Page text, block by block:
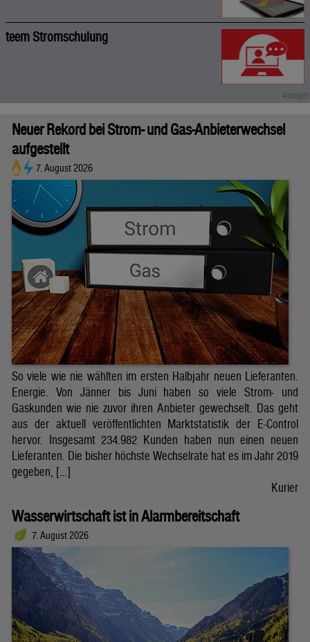
teem Stromschulung
Neuer Rekord bei Strom- und Gas-Anbieterwechsel
aufgestellt
7. August 2026
So viele wie nie wählten im ersten Halbjahr neuen Lieferanten.
Energie. Von Jänner bis Juni haben so viele Strom- und
Gaskunden wie nie zuvor ihren Anbieter gewechselt. Das geht
aus der aktuell veröffentlichten Marktstatistik der E-Control
hervor. Insgesamt 234.982 Kunden haben nun einen neuen
Lieferanten. Die bisher höchste Wechselrate hat es im Jahr 2019
gegeben, […]
Kurier
Wasserwirtschaft ist in Alarmbereitschaft
7. August 2026